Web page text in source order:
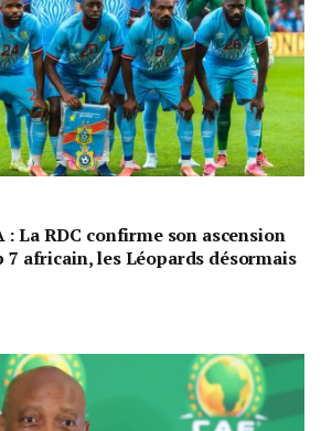
: La RDC confirme son ascension
7 africain, les Léopards désormais